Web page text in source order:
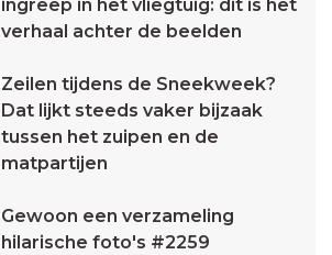
ingreep in het vliegtuig: dit is het
verhaal achter de beelden
Zeilen tijdens de Sneekweek?
Dat lijkt steeds vaker bijzaak
tussen het zuipen en de
matpartijen
Gewoon een verzameling
hilarische foto's #2259